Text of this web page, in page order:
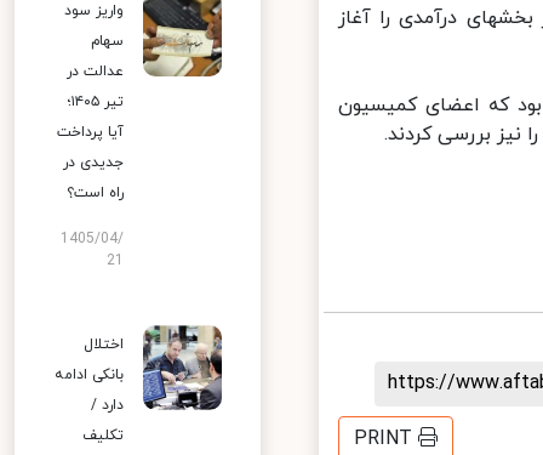
درآمدی را آغاز
ای به مجلس داده بود که اعضای کمیسیون
بررسی کردند.
https://
PRINT
واریز سود
سهام
عدالت در
تیر ۱۴۰۵؛
آیا پرداخت
جدیدی در
راه است؟
1405/04/
اختلال
بانکی ادامه
دارد /
تکلیف